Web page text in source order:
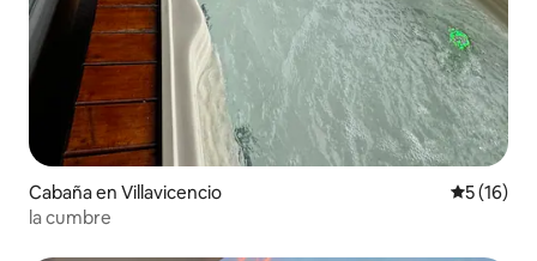
Cabaña en Villavicencio
5 (16)
la cumbre